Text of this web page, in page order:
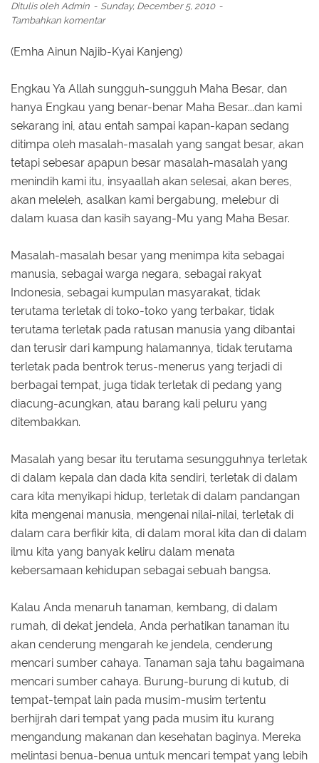
Ditulis oleh Admin
Sunday, December 5, 2010
Tambahkan komentar
(Emha Ainun Najib-Kyai Kanjeng)
Engkau Ya Allah sungguh-sungguh Maha Besar, dan
hanya Engkau yang benar-benar Maha Besar...dan kami
sekarang ini, atau entah sampai kapan-kapan sedang
ditimpa oleh masalah-masalah yang sangat besar, akan
tetapi sebesar apapun besar masalah-masalah yang
menindih kami itu, insyaallah akan selesai, akan beres,
akan meleleh, asalkan kami bergabung, melebur di
dalam kuasa dan kasih sayang-Mu yang Maha Besar.
Masalah-masalah besar yang menimpa kita sebagai
manusia, sebagai warga negara, sebagai rakyat
Indonesia, sebagai kumpulan masyarakat, tidak
terutama terletak di toko-toko yang terbakar, tidak
terutama terletak pada ratusan manusia yang dibantai
dan terusir dari kampung halamannya, tidak terutama
terletak pada bentrok terus-menerus yang terjadi di
berbagai tempat, juga tidak terletak di pedang yang
diacung-acungkan, atau barang kali peluru yang
ditembakkan.
Masalah yang besar itu terutama sesungguhnya terletak
di dalam kepala dan dada kita sendiri, terletak di dalam
cara kita menyikapi hidup, terletak di dalam pandangan
kita mengenai manusia, mengenai nilai-nilai, terletak di
dalam cara berfikir kita, di dalam moral kita dan di dalam
ilmu kita yang banyak keliru dalam menata
kebersamaan kehidupan sebagai sebuah bangsa.
Kalau Anda menaruh tanaman, kembang, di dalam
rumah, di dekat jendela, Anda perhatikan tanaman itu
akan cenderung mengarah ke jendela, cenderung
mencari sumber cahaya. Tanaman saja tahu bagaimana
mencari sumber cahaya. Burung-burung di kutub, di
tempat-tempat lain pada musim-musim tertentu
berhijrah dari tempat yang pada musim itu kurang
mengandung makanan dan kesehatan baginya. Mereka
melintasi benua-benua untuk mencari tempat yang lebih